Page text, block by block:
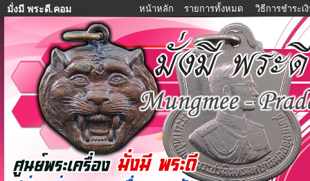
มั่งมี พระดี.คอม หน้าหลัก รายการทั้งหมด วิธีการชำระเ